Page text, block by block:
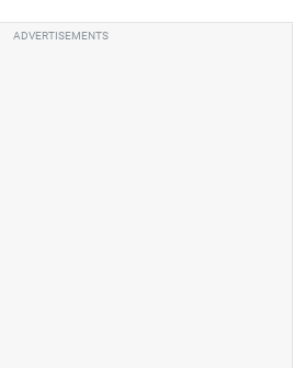
ADVERTISEMENTS